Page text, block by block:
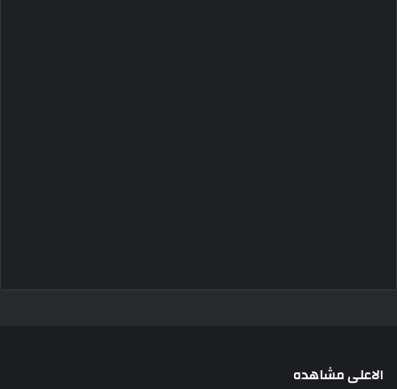
الاعلى مشاهده